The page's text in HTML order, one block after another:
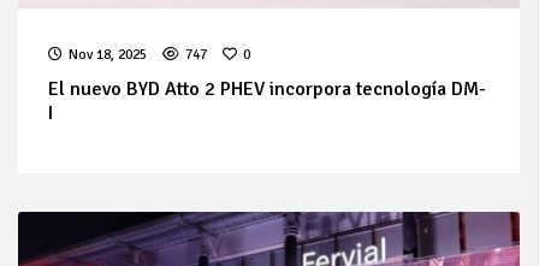
Nov 18, 2025 747 0
El nuevo BYD Atto 2 PHEV incorpora tecnología DM-
I